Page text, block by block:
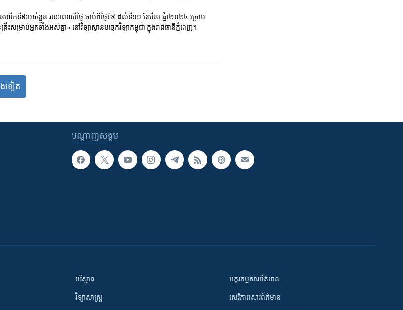
ន​លើក​ទី​៩​របស់​ខ្លួន ​រយៈ​ពេល​បី​ថ្ងៃ ចាប់ពី​ថ្ងៃទី​៩ ដល់​ទី​១១ ខែ​មីនា ឆ្នំា​២០២៤ ក្រោម​
ម្រាប់​អ្នក​ទាំង​អស់​គ្នា» នៅ​វិទ្យាស្ថានបច្ចេកវិទ្យាកម្ពុជា ក្នុង​រាជធានី​ភ្នំពេញ។
ង​​​ទៀត
បណ្តាញ​សង្គម
បរិស្ថាន
វិទ្យាសាស្រ្ត
អក្ខរកម្មសារព័ត៌មាន
សេរីភាពសារព័ត៌មាន